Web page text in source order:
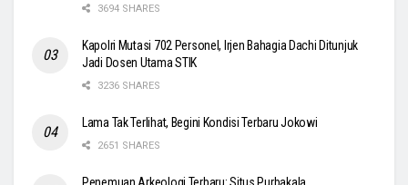
3694 SHARES
Kapolri Mutasi 702 Personel, Irjen Bahagia Dachi Ditunjuk
Jadi Dosen Utama STIK
3236 SHARES
Lama Tak Terlihat, Begini Kondisi Terbaru Jokowi
2651 SHARES